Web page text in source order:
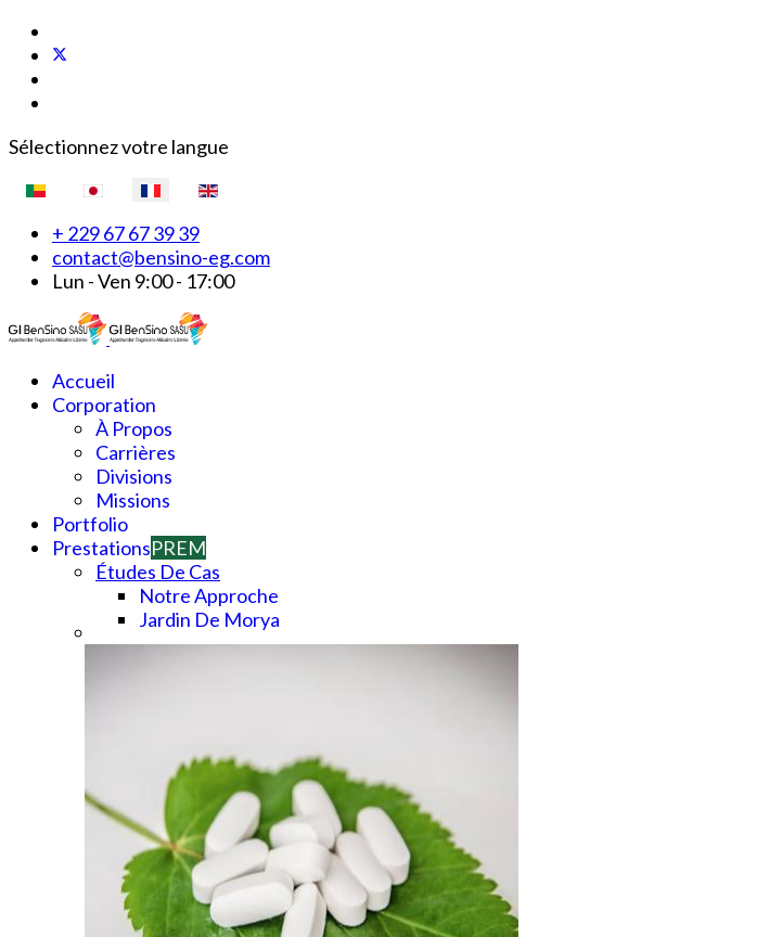
Sélectionnez votre langue
+ 229 67 67 39 39
contact@bensino-eg.com
Lun - Ven 9:00 - 17:00
Accueil
Corporation
À Propos
Carrières
Divisions
Missions
Portfolio
PrestationsPREM
Études De Cas
Notre Approche
Jardin De Morya